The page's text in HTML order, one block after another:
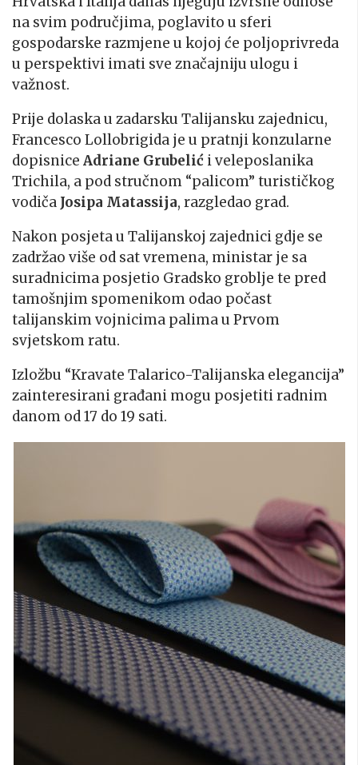
na svim područjima, poglavito u sferi
gospodarske razmjene u kojoj će poljoprivreda
u perspektivi imati sve značajniju ulogu i
važnost.
Prije dolaska u zadarsku Talijansku zajednicu,
Francesco Lollobrigida je u pratnji konzularne
dopisnice Adriane Grubelić i veleposlanika
Trichila, a pod stručnom “palicom” turističkog
vodiča Josipa Matassija, razgledao grad.
Nakon posjeta u Talijanskoj zajednici gdje se
zadržao više od sat vremena, ministar je sa
suradnicima posjetio Gradsko groblje te pred
tamošnjim spomenikom odao počast
talijanskim vojnicima palima u Prvom
svjetskom ratu.
Izložbu “Kravate Talarico-Talijanska elegancija”
zainteresirani građani mogu posjetiti radnim
danom od 17 do 19 sati.